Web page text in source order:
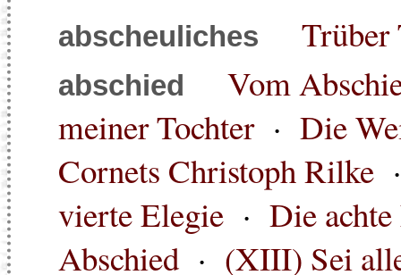
abscheuliches Trüber
abschied
Vom
meiner Tochter· Die
Cornets Christoph Rilke
vierte Elegie · Die
Abschied · (XIII) Sei